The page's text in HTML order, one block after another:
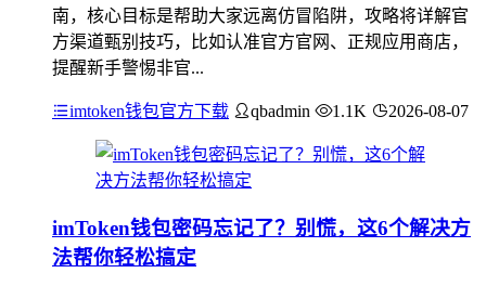
南，核心目标是帮助大家远离仿冒陷阱，攻略将详解官
方渠道甄别技巧，比如认准官方官网、正规应用商店，
提醒新手警惕非官...
imtoken钱包官方下载 qbadmin 1.1K 2026-08-07
imToken钱包密码忘记了？别慌，这6个解决方
法帮你轻松搞定